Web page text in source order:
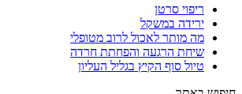
ריפוי סרטן
ירידה במשקל
מה מותר לאכול לרוב מטופלי
שיחת הרגעה והפחתת חרדה
טיול סוף הקיץ בגליל העליון